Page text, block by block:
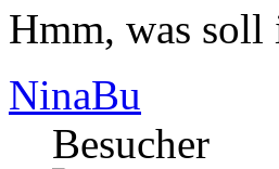
Hmm, was
NinaBu
Besucher